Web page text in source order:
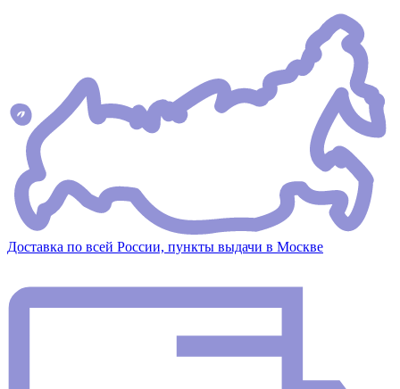
Доставка по всей России, пункты выдачи в Москве